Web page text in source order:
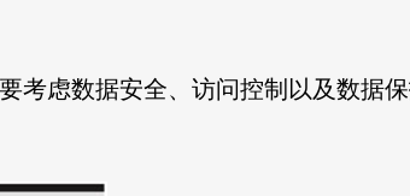
考虑数据安全、访问控制以及数据